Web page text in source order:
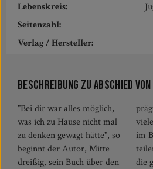
Lebenskreis:
Seitenzahl:
Verlag / Hersteller:
Beschreibung zu Abschied von
"Bei dir war alles möglich,
was ich zu Hause nicht mal
zu denken gewagt hätte", so
beginnt der Autor, Mitte
dreißig, sein Buch über den
prägte - eine Erfahrung, die
viele junge Menschen heute
im Blick auf ihre Großeltern
teilen. Stephan Sigg erinnert
die geteilten Momente. Er